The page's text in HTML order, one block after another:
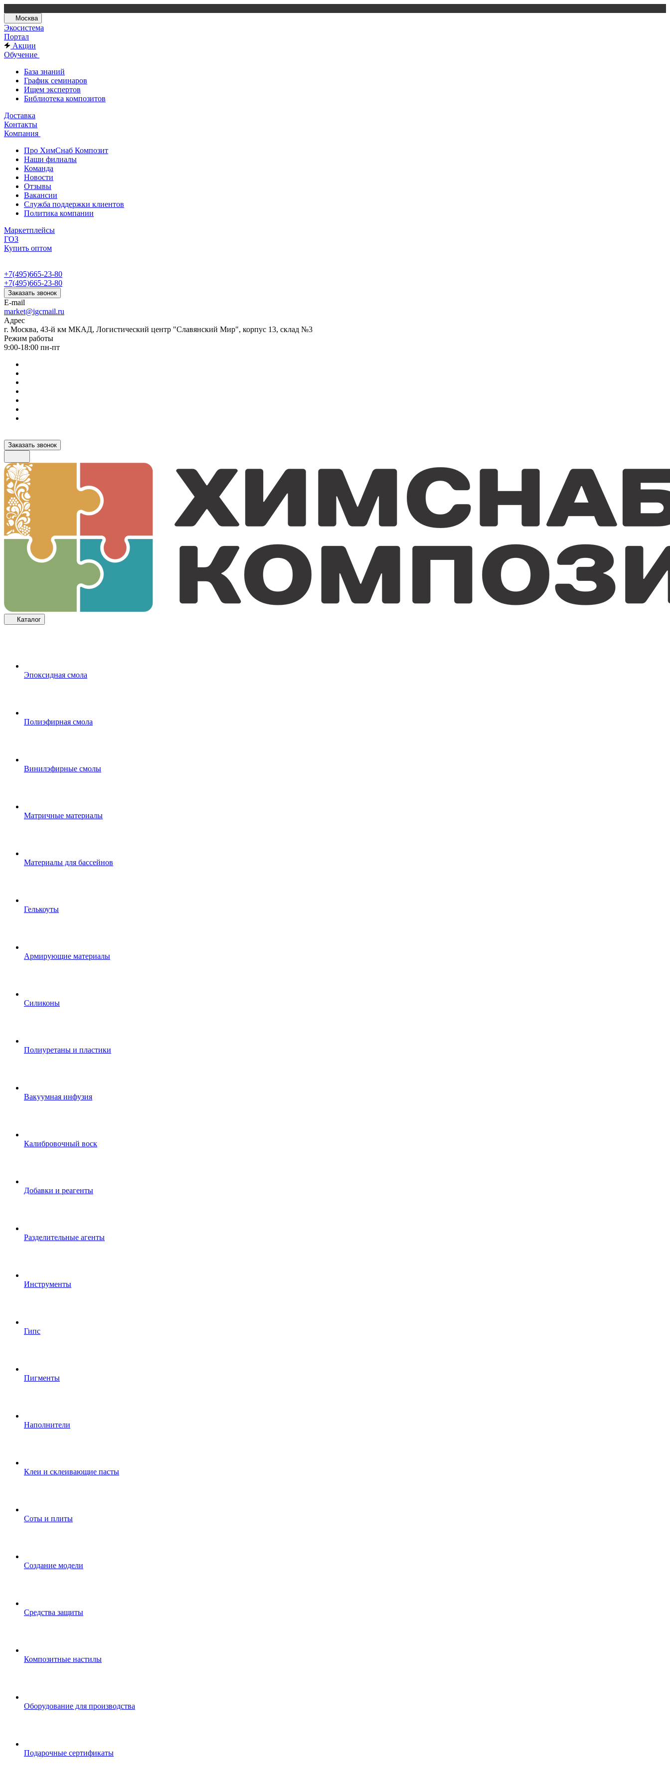
Москва
Экосистема
Портал
Акции
Обучение
База знаний
График семинаров
Ищем экспертов
Библиотека композитов
Доставка
Контакты
Компания
Про ХимСнаб Композит
Наши филиалы
Команда
Новости
Отзывы
Вакансии
Служба поддержки клиентов
Политика компании
Маркетплейсы
ГОЗ
Купить оптом
+7(495)665-23-80
+7(495)665-23-80
Заказать звонок
E-mail
market@igcmail.ru
Адрес
г. Москва, 43-й км МКАД, Логистический центр "Славянский Мир", корпус 13, склад №3
Режим работы
9:00-18:00 пн-пт
Заказать звонок
Каталог
Эпоксидная смола
Полиэфирная смола
Винилэфирные смолы
Матричные материалы
Материалы для бассейнов
Гелькоуты
Армирующие материалы
Силиконы
Полиуретаны и пластики
Вакуумная инфузия
Калибровочный воск
Добавки и реагенты
Разделительные агенты
Инструменты
Гипс
Пигменты
Наполнители
Клеи и склеивающие пасты
Соты и плиты
Создание модели
Средства защиты
Композитные настилы
Оборудование для производства
Подарочные сертификаты